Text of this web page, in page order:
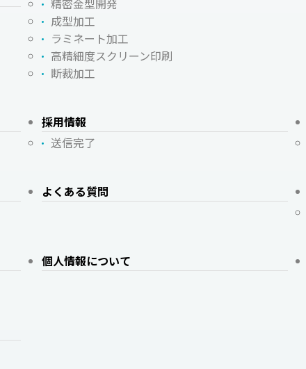
精密金型開発
成型加工
ラミネート加工
高精細度スクリーン印刷
断裁加工
採用情報
送信完了
よくある質問
個人情報について